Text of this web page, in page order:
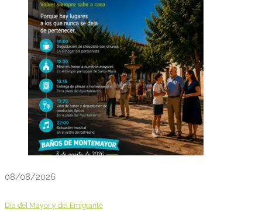
08/08/2026
Día del Mayor y del Emigrante